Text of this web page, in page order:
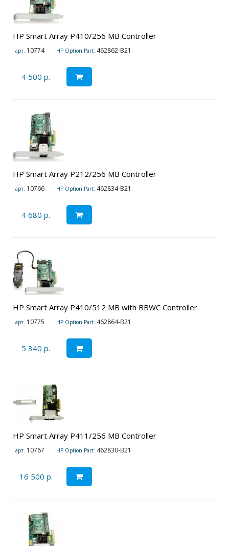
HP Smart Array P410/256 MB Controller
арт. 10774 HP Option Part: 462862-B21
4 500 р.
HP Smart Array P212/256 MB Controller
арт. 10766 HP Option Part: 462834-B21
4 680 р.
HP Smart Array P410/512 MB with BBWC Controller
арт. 10775 HP Option Part: 462864-B21
5 340 р.
HP Smart Array P411/256 MB Controller
арт. 10767 HP Option Part: 462830-B21
16 500 р.